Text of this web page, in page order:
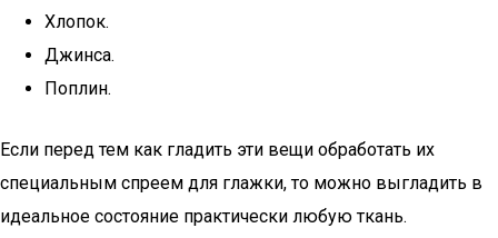
Хлопок.
Джинса.
Поплин.
Если перед тем как гладить эти вещи обработать их
специальным спреем для глажки, то можно выгладить в
идеальное состояние практически любую ткань.